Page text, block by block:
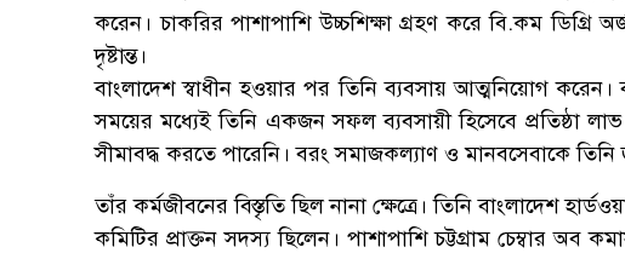
করেন। চাকরির পাশাপাশি উচ্চশিক্ষা গ্রহণ করে বি.কম
দৃষ্টান্ত।
বাংলাদেশ স্বাধীন হওয়ার পর তিনি ব্যবসায় আত্মনিয়োগ
সময়ের মধ্যেই তিনি একজন সফল ব্যবসায়ী হিসেবে প্রতিষ্ঠা
সীমাবদ্ধ করতে পারেনি। বরং সমাজকল্যাণ ও মানবসেবাকে
তাঁর কর্মজীবনের বিস্তৃতি ছিল নানা ক্ষেত্রে। তিনি বাংলাদেশ
কমিটির প্রাক্তন সদস্য ছিলেন। পাশাপাশি চট্টগ্রাম চেম্বার অব